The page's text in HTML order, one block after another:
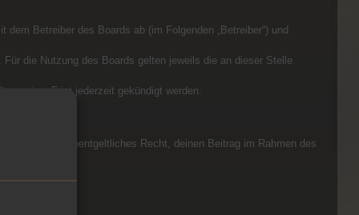
Betreiber des Boards ab (im Folgenden „Betreiber“) und
die Nutzung des Boards gelten jeweils die an dieser Stelle
einer Frist jederzeit gekündigt werden.
und unentgeltliches Recht, deinen Beitrag im Rahmen des